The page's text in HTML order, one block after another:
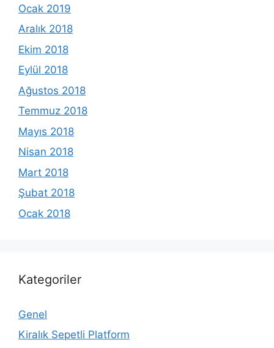
Ocak 2019
Aralık 2018
Ekim 2018
Eylül 2018
Ağustos 2018
Temmuz 2018
Mayıs 2018
Nisan 2018
Mart 2018
Şubat 2018
Ocak 2018
Kategoriler
Genel
Kiralık Sepetli Platform